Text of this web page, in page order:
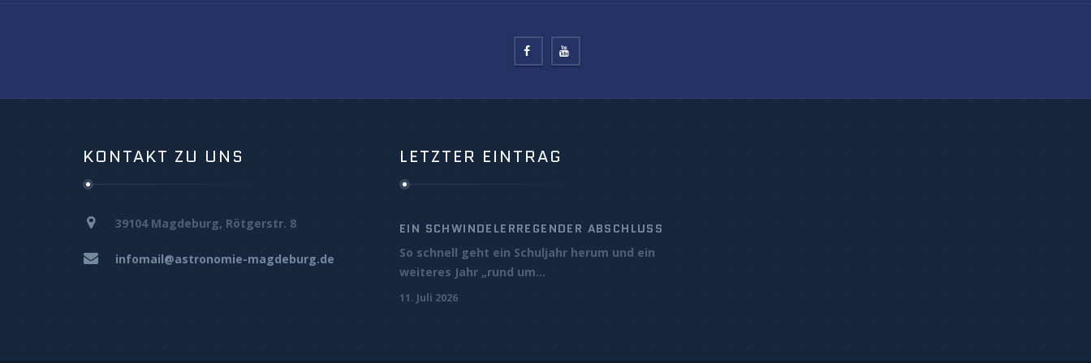
KONTAKT ZU UNS
39104 Magdeburg, Rötgerstr. 8
infomail@astronomie-magdeburg.de
LETZTER EINTRAG
EIN SCHWINDELERREGENDER ABSCHLUSS
So schnell geht ein Schuljahr herum und ein
weiteres Jahr „rund um...
11. Juli 2026